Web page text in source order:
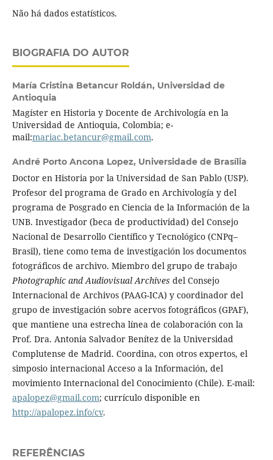
Não há dados estatísticos.
BIOGRAFIA DO AUTOR
María Cristina Betancur Roldán, Universidad de
Antioquia
Magíster en Historia y Docente de Archivología en la
Universidad de Antioquia, Colombia; e-
mail:mariac.betancur@gmail.com.
André Porto Ancona Lopez, Universidade de Brasília
Doctor en Historia por la Universidad de San Pablo (USP).
Profesor del programa de Grado en Archivología y del
programa de Posgrado en Ciencia de la Información de la
UNB. Investigador (beca de productividad) del Consejo
Nacional de Desarrollo Científico y Tecnológico (CNPq–
Brasil), tiene como tema de investigación los documentos
fotográficos de archivo. Miembro del grupo de trabajo
Photographic and Audiovisual Archives del Consejo
Internacional de Archivos (PAAG-ICA) y coordinador del
grupo de investigación sobre acervos fotográficos (GPAF),
que mantiene una estrecha línea de colaboración con la
Prof. Dra. Antonia Salvador Benítez de la Universidad
Complutense de Madrid. Coordina, con otros expertos, el
simposio internacional Acceso a la Información, del
movimiento Internacional del Conocimiento (Chile). E-mail:
apalopez@gmail.com; currículo disponible en
http://apalopez.info/cv.
REFERÊNCIAS